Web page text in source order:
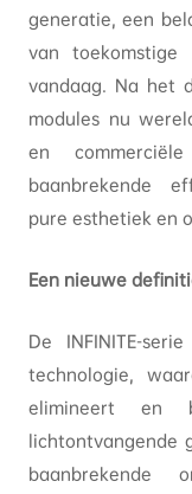
generatie, een
van toekomstige
vandaag. Na het
modules nu
en
baanbrekende
pure esthetiek en
Een nieuwe
De INFINITE-
technologie,
elimineert en
lichtontvangende
baanbrekende